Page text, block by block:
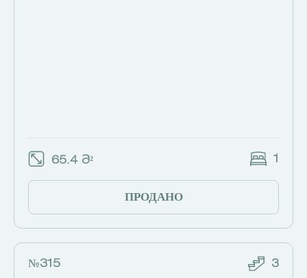
65.4 Მ² 1
ПРОДАНО
№315 3